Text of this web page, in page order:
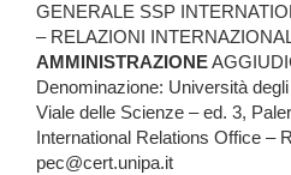
GENERALE SSP
– RELAZIONI
AMMINISTRAZIONE
Denominazione: Università
Viale delle Scienze – ed. 3,
International Relations Office –
pec@cert.unipa.it